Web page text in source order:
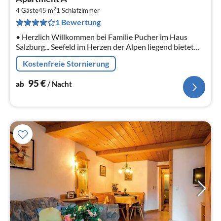
4 Gäste45 m21 Schlafzimmer
1 Bewertung
• Herzlich Willkommen bei Familie Pucher im Haus
Salzburg... Seefeld im Herzen der Alpen liegend bietet
Ihnen alle Annehmlichkeiten eines erholsamen und
vielseitigen Urlau...
Kostenfreie Stornierung
ab 95€/ Nacht